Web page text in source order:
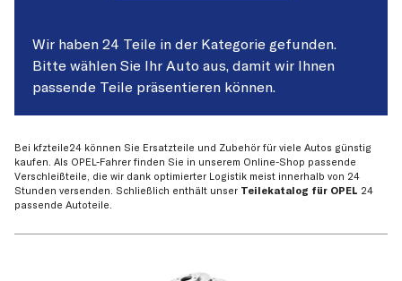
Wir haben 24 Teile in der Kategorie gefunden.
Bitte wählen Sie Ihr Auto aus, damit wir Ihnen
passende Teile präsentieren können.
Bei kfzteile24 können Sie Ersatzteile und Zubehör für viele Autos günstig
kaufen. Als OPEL-Fahrer finden Sie in unserem Online-Shop passende
Verschleißteile, die wir dank optimierter Logistik meist innerhalb von 24
Stunden versenden. Schließlich enthält unser Teilekatalog für OPEL 24
passende Autoteile.